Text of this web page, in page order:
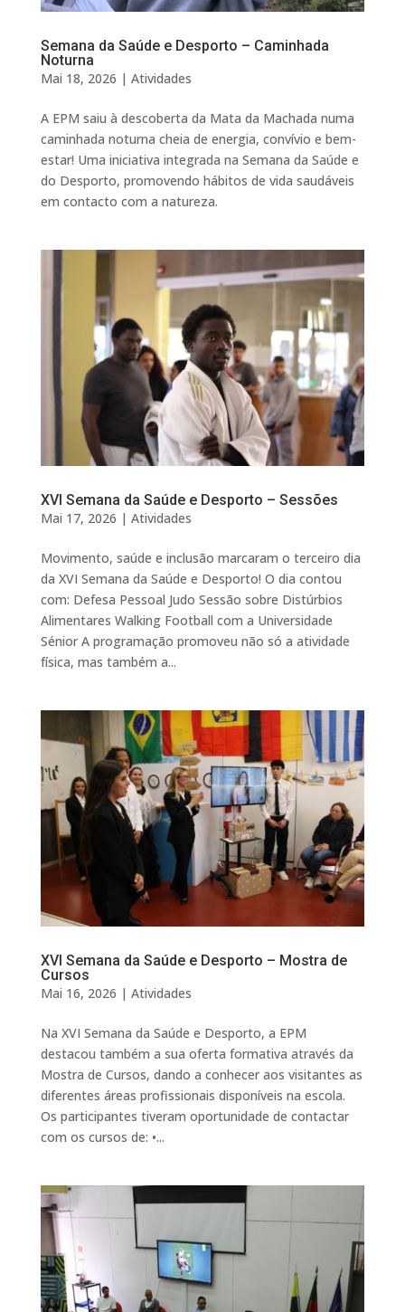
Semana da Saúde e Desporto – Caminhada
Noturna
Mai 18, 2026 | Atividades
A EPM saiu à descoberta da Mata da Machada numa
caminhada noturna cheia de energia, convívio e bem-
estar! Uma iniciativa integrada na Semana da Saúde e
do Desporto, promovendo hábitos de vida saudáveis
em contacto com a natureza.
XVI Semana da Saúde e Desporto – Sessões
Mai 17, 2026 | Atividades
Movimento, saúde e inclusão marcaram o terceiro dia
da XVI Semana da Saúde e Desporto! O dia contou
com: Defesa Pessoal Judo Sessão sobre Distúrbios
Alimentares Walking Football com a Universidade
Sénior A programação promoveu não só a atividade
física, mas também a...
XVI Semana da Saúde e Desporto – Mostra de
Cursos
Mai 16, 2026 | Atividades
Na XVI Semana da Saúde e Desporto, a EPM
destacou também a sua oferta formativa através da
Mostra de Cursos, dando a conhecer aos visitantes as
diferentes áreas profissionais disponíveis na escola.
Os participantes tiveram oportunidade de contactar
com os cursos de: •...